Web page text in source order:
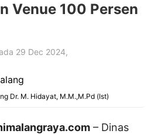
Venue 100 Persen
29 Dec 2024,
Dr. M. Hidayat, M.M.,M.Pd (Ist)
– Dinas